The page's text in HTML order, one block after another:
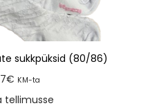
sukkpüksid (80/86)
€ KM-ta
tellimusse